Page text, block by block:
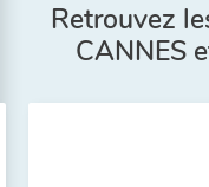
Retrouvez
CANNES